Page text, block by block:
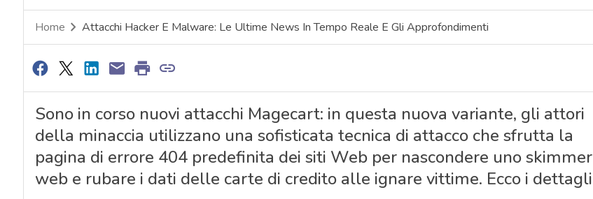
Home Attacchi Hacker E Malware: Le Ultime News In Tempo Reale E Gli Approfondimenti
Sono in corso nuovi attacchi Magecart: in questa nuova variante, gli attori
della minaccia utilizzano una sofisticata tecnica di attacco che sfrutta la
pagina di errore 404 predefinita dei siti Web per nascondere uno skimmer
web e rubare i dati delle carte di credito alle ignare vittime. Ecco i dettagli